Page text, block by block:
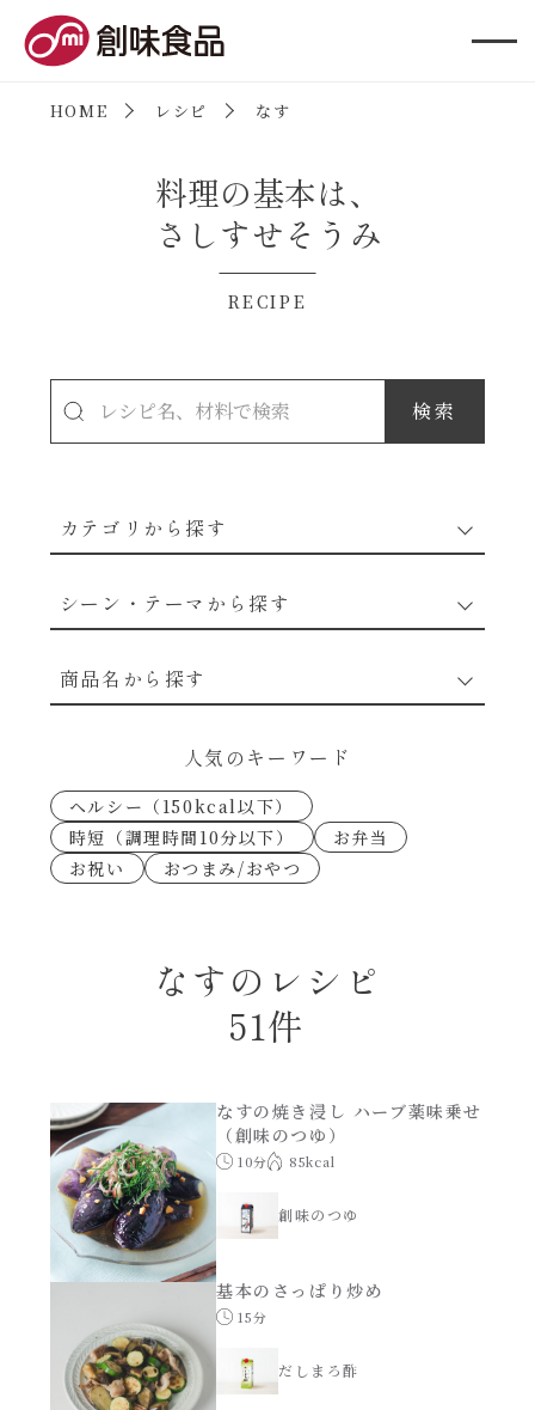
HOME レシピ なす
料理の基本は、
さしすせそうみ
RECIPE
カテゴリから探す
穀物類のレシピ
シーン・テーマから探す
なんでも南蛮
考えるな、二代目で炒めろ！～○○の炒め物
朝シャン（ごはん派）
朝シャン（パン派）
ヘルシー（150kcal以下）
時短（調理時間10分以下）
お弁当
お祝い
おつまみ/おやつ
商品名から探す
あえるハコネーゼトマトバジル
あえるハコネーゼ高菜
あえるハコネーゼ明太子
あえるハコネーゼジェノベーゼ
あえるハコネーゼペペロンチーノ
あえるハコネーゼたらこクリーム
シャンタンシリーズ
人気のキーワード
ヘルシー（150kcal以下）
時短（調理時間10分以下）
お弁当
お祝い
おつまみ/おやつ
なすのレシピ
51件
なすの焼き浸し ハーブ薬味乗せ
（創味のつゆ）
10分 85kcal
創味のつゆ
基本のさっぱり炒め
15分
だしまろ酢